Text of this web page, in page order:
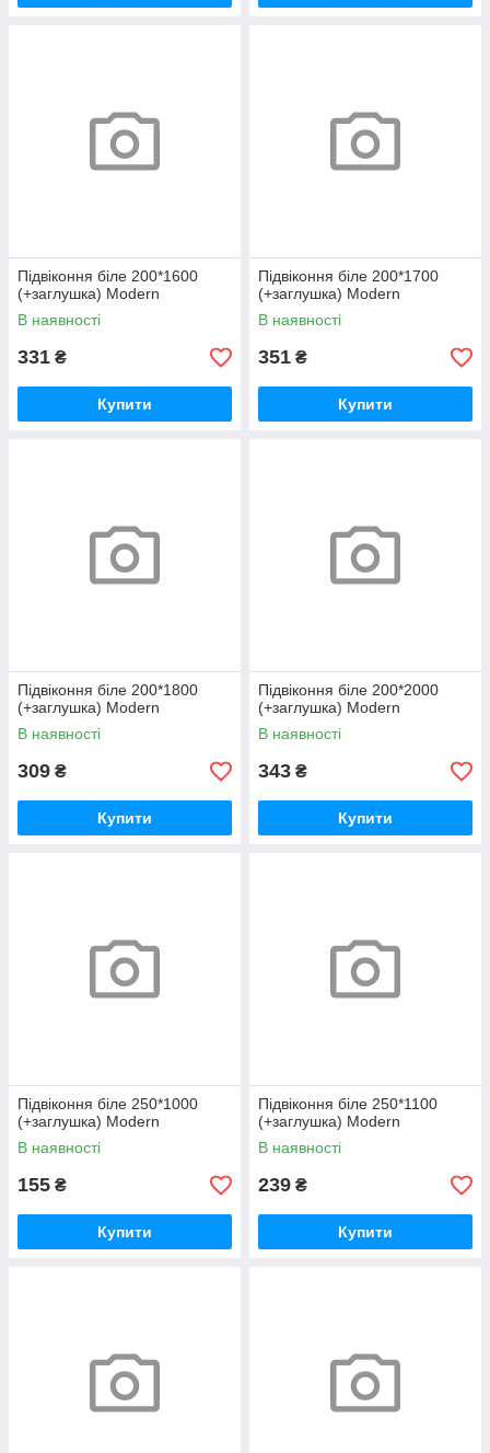
Підвіконня біле 200*1600
(+заглушка) Modern
В наявності
331 ₴
Купити
Підвіконня біле 200*1700
(+заглушка) Modern
В наявності
351 ₴
Купити
Підвіконня біле 200*1800
(+заглушка) Modern
В наявності
309 ₴
Купити
Підвіконня біле 200*2000
(+заглушка) Modern
В наявності
343 ₴
Купити
Підвіконня біле 250*1000
(+заглушка) Modern
В наявності
155 ₴
Купити
Підвіконня біле 250*1100
(+заглушка) Modern
В наявності
239 ₴
Купити